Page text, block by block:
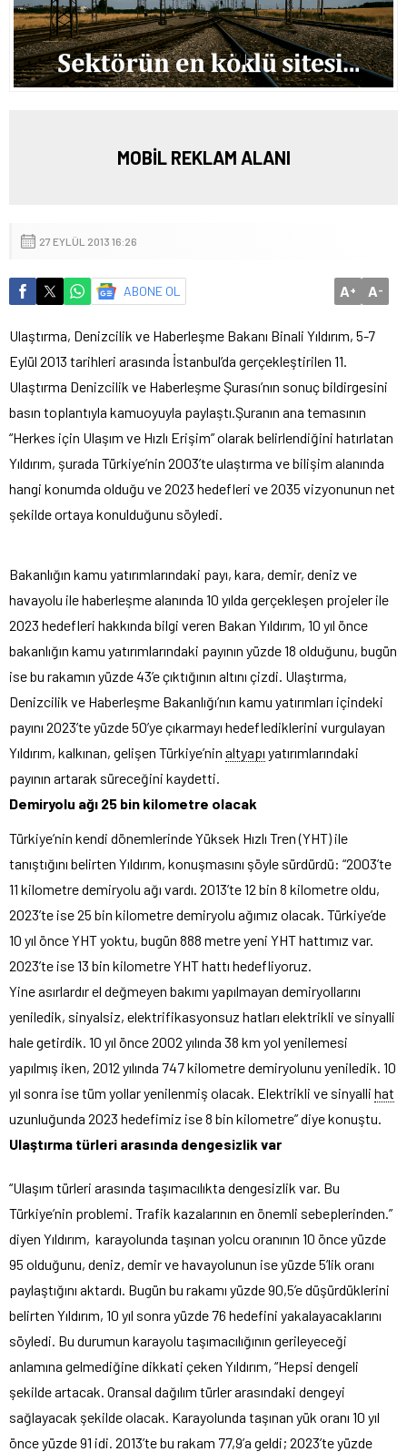
MOBİL REKLAM ALANI
27 EYLÜL 2013 16:26
ABONE OL A+ A-
Ulaştırma, Denizcilik ve Haberleşme Bakanı Binali Yıldırım, 5-7
Eylül 2013 tarihleri arasında İstanbul’da gerçekleştirilen 11.
Ulaştırma Denizcilik ve Haberleşme Şurası’nın sonuç bildirgesini
basın toplantıyla kamuoyuyla paylaştı. Şuranın ana temasının
“Herkes için Ulaşım ve Hızlı Erişim” olarak belirlendiğini hatırlatan
Yıldırım, şurada Türkiye’nin 2003’te ulaştırma ve bilişim alanında
hangi konumda olduğu ve 2023 hedefleri ve 2035 vizyonunun net
şekilde ortaya konulduğunu söyledi.
Bakanlığın kamu yatırımlarındaki payı, kara, demir, deniz ve
havayolu ile haberleşme alanında 10 yılda gerçekleşen projeler ile
2023 hedefleri hakkında bilgi veren Bakan Yıldırım, 10 yıl önce
bakanlığın kamu yatırımlarındaki payının yüzde 18 olduğunu, bugün
ise bu rakamın yüzde 43’e çıktığının altını çizdi. Ulaştırma,
Denizcilik ve Haberleşme Bakanlığı’nın kamu yatırımları içindeki
payını 2023’te yüzde 50’ye çıkarmayı hedeflediklerini vurgulayan
Yıldırım, kalkınan, gelişen Türkiye’nin altyapı yatırımlarındaki
payının artarak süreceğini kaydetti.
Demiryolu ağı 25 bin kilometre olacak
Türkiye’nin kendi dönemlerinde Yüksek Hızlı Tren (YHT) ile
tanıştığını belirten Yıldırım, konuşmasını şöyle sürdürdü: “2003’te
11 kilometre demiryolu ağı vardı. 2013’te 12 bin 8 kilometre oldu,
2023’te ise 25 bin kilometre demiryolu ağımız olacak. Türkiye’de
10 yıl önce YHT yoktu, bugün 888 metre yeni YHT hattımız var.
2023’te ise 13 bin kilometre YHT hattı hedefliyoruz.
Yine asırlardır el değmeyen bakımı yapılmayan demiryollarını
yeniledik, sinyalsiz, elektrifikasyonsuz hatları elektrikli ve sinyalli
hale getirdik. 10 yıl önce 2002 yılında 38 km yol yenilemesi
yapılmış iken, 2012 yılında 747 kilometre demiryolunu yeniledik. 10
yıl sonra ise tüm yollar yenilenmiş olacak. Elektrikli ve sinyalli hat
uzunluğunda 2023 hedefimiz ise 8 bin kilometre” diye konuştu.
Ulaştırma türleri arasında dengesizlik var
“Ulaşım türleri arasında taşımacılıkta dengesizlik var. Bu
Türkiye’nin problemi. Trafik kazalarının en önemli sebeplerinden.”
diyen Yıldırım, karayolunda taşınan yolcu oranının 10 önce yüzde
95 olduğunu, deniz, demir ve havayolunun ise yüzde 5’lik oranı
paylaştığını aktardı. Bugün bu rakamı yüzde 90,5’e düşürdüklerini
belirten Yıldırım, 10 yıl sonra yüzde 76 hedefini yakalayacaklarını
söyledi. Bu durumun karayolu taşımacılığının gerileyeceği
anlamına gelmediğine dikkati çeken Yıldırım, “Hepsi dengeli
şekilde artacak. Oransal dağılım türler arasındaki dengeyi
sağlayacak şekilde olacak. Karayolunda taşınan yük oranı 10 yıl
önce yüzde 91 idi. 2013’te bu rakam 77,9’a geldi; 2023’te yüzde